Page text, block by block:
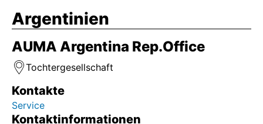
Argentinien
AUMA Argentina Rep.Office
Tochtergesellschaft
Kontakte
Service
Kontaktinformationen